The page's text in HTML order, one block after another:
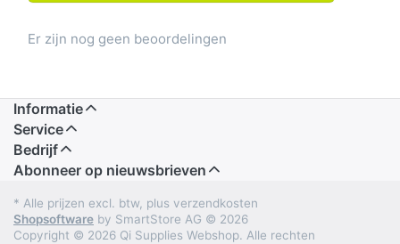
Er zijn nog geen beoordelingen
Informatie
Service
Bedrijf
Abonneer op nieuwsbrieven
* Alle prijzen excl. btw, plus verzendkosten
Shopsoftware by SmartStore AG © 2026
Copyright © 2026 Qi Supplies Webshop. Alle rechten